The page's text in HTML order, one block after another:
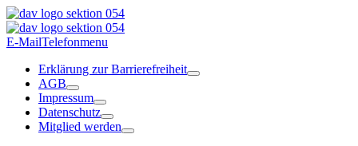
E-MailTelefonmenu
Erklärung zur Barrierefreiheit
AGB
Impressum
Datenschutz
Mitglied werden